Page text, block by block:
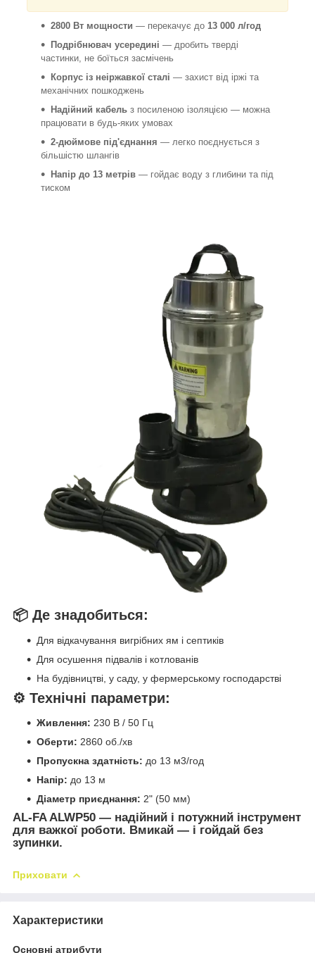
2800 Вт мощности — перекачує до 13 000 л/год
Подрібнювач усередині — дробить тверді
частинки, не боїться засмічень
Корпус із неіржавкої сталі — захист від іржі та
механічних пошкоджень
Надійний кабель з посиленою ізоляцією — можна
працювати в будь-яких умовах
2-дюймове під'єднання — легко поєднується з
більшістю шлангів
Напір до 13 метрів — гойдає воду з глибини та під
тиском
📦 Де знадобиться:
Для відкачування вигрібних ям і септиків
Для осушення підвалів і котлованів
На будівництві, у саду, у фермерському господарстві
⚙️ Технічні параметри:
Живлення: 230 В / 50 Гц
Оберти: 2860 об./хв
Пропускна здатність: до 13 м3/год
Напір: до 13 м
Діаметр приєднання: 2" (50 мм)
AL-FA ALWP50 — надійний і потужний інструмент
для важкої роботи. Вмикай — і гойдай без
зупинки.
Приховати
Характеристики
Основні атрибути